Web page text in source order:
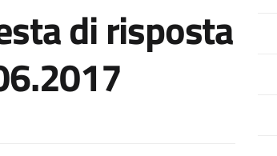
di risposta